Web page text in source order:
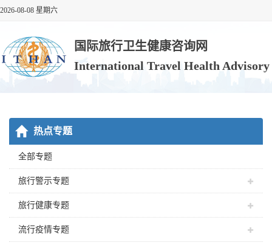
2026-08-08 星期六
国际旅行卫生健康咨询网
International Travel Health
热点专题
全部专题
旅行警示专题
旅行健康专题
流行疫情专题